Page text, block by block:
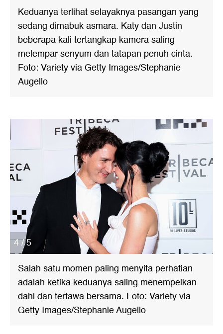
Keduanya terlihat selayaknya pasangan yang
sedang dimabuk asmara. Katy dan Justin
beberapa kali tertangkap kamera saling
melempar senyum dan tatapan penuh cinta.
Foto: Variety via Getty Images/Stephanie
Augello
4 / 5
Salah satu momen paling menyita perhatian
adalah ketika keduanya saling menempelkan
dahi dan tertawa bersama. Foto: Variety via
Getty Images/Stephanie Augello